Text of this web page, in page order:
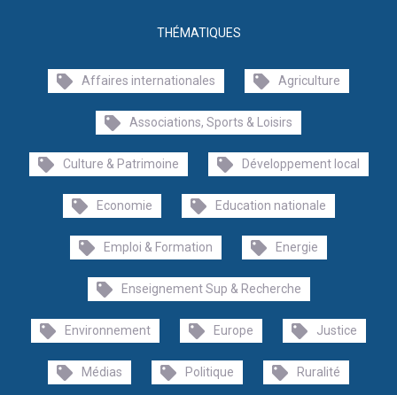
THÉMATIQUES
Affaires internationales Agriculture
Associations, Sports & Loisirs
Culture & Patrimoine Développement local
Economie Education nationale
Emploi & Formation Energie
Enseignement Sup & Recherche
Environnement Europe Justice
Médias Politique Ruralité